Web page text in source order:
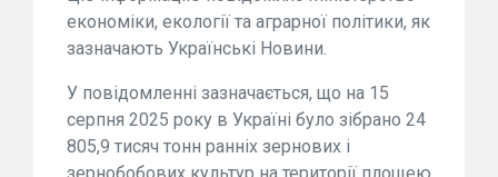
економіки, екології та аграрної політики, як
зазначають Українські Новини.
У повідомленні зазначається, що на 15
серпня 2025 року в Україні було зібрано 24
805,9 тисяч тонн ранніх зернових і